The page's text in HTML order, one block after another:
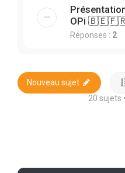
OPi
Réponses : 2
Nouveau sujet
20 sujets